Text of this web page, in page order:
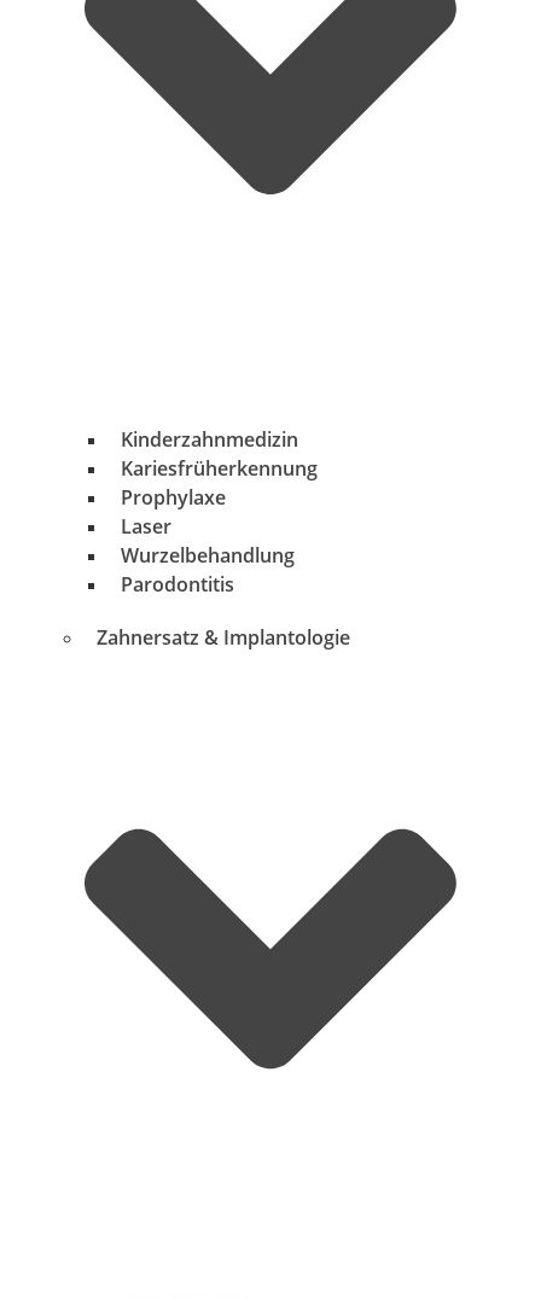
Kinderzahnmedizin
Kariesfrüherkennung
Prophylaxe
Laser
Wurzelbehandlung
Parodontitis
Zahnersatz & Implantologie